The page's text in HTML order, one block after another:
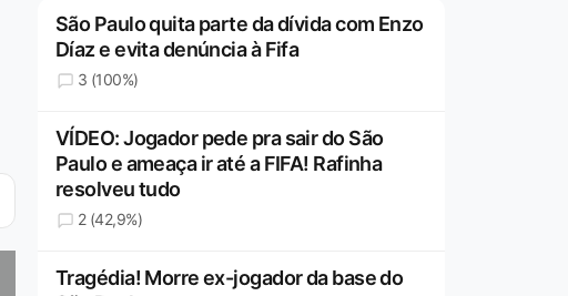
São Paulo quita parte da dívida com Enzo
Díaz e evita denúncia à Fifa
3 (100%)
VÍDEO: Jogador pede pra sair do São
Paulo e ameaça ir até a FIFA! Rafinha
resolveu tudo
2 (42,9%)
Tragédia! Morre ex-jogador da base do